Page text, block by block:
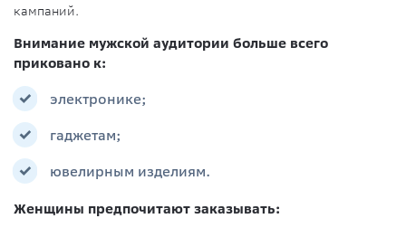
кампаний.
Внимание мужской аудитории больше всего
приковано к:
электронике;
гаджетам;
ювелирным изделиям.
Женщины предпочитают заказывать: